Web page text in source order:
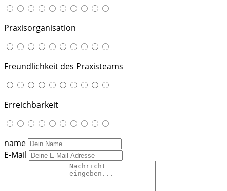
Praxisorganisation
Freundlichkeit des Praxisteams
Erreichbarkeit
name
E-Mail